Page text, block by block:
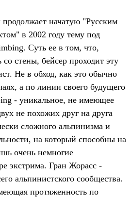
начатую "Русским
в 2002 году тему под
Суть ее в том, что,
стены, бейсер проходит эту
Не в обход, как это обычно
а по линии своего будущего
- уникальное, не имеющее
не похожих друг на друга
сложного альпинизма и
на который способны на
очень немногие
экстрима. Гран Жорасс -
альпинистского сообщества.
протяженность по